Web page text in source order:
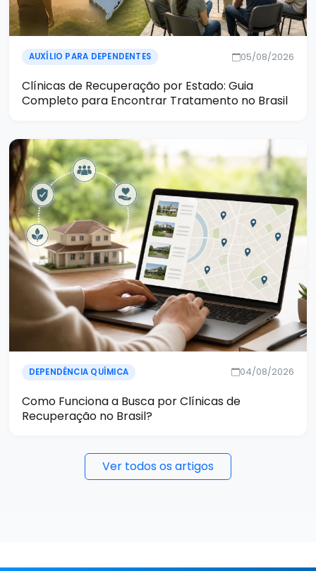
AUXÍLIO PARA DEPENDENTES 05/08/2026
Clínicas de Recuperação por Estado: Guia
Completo para Encontrar Tratamento no Brasil
DEPENDÊNCIA QUÍMICA 04/08/2026
Como Funciona a Busca por Clínicas de
Recuperação no Brasil?
Ver todos os artigos